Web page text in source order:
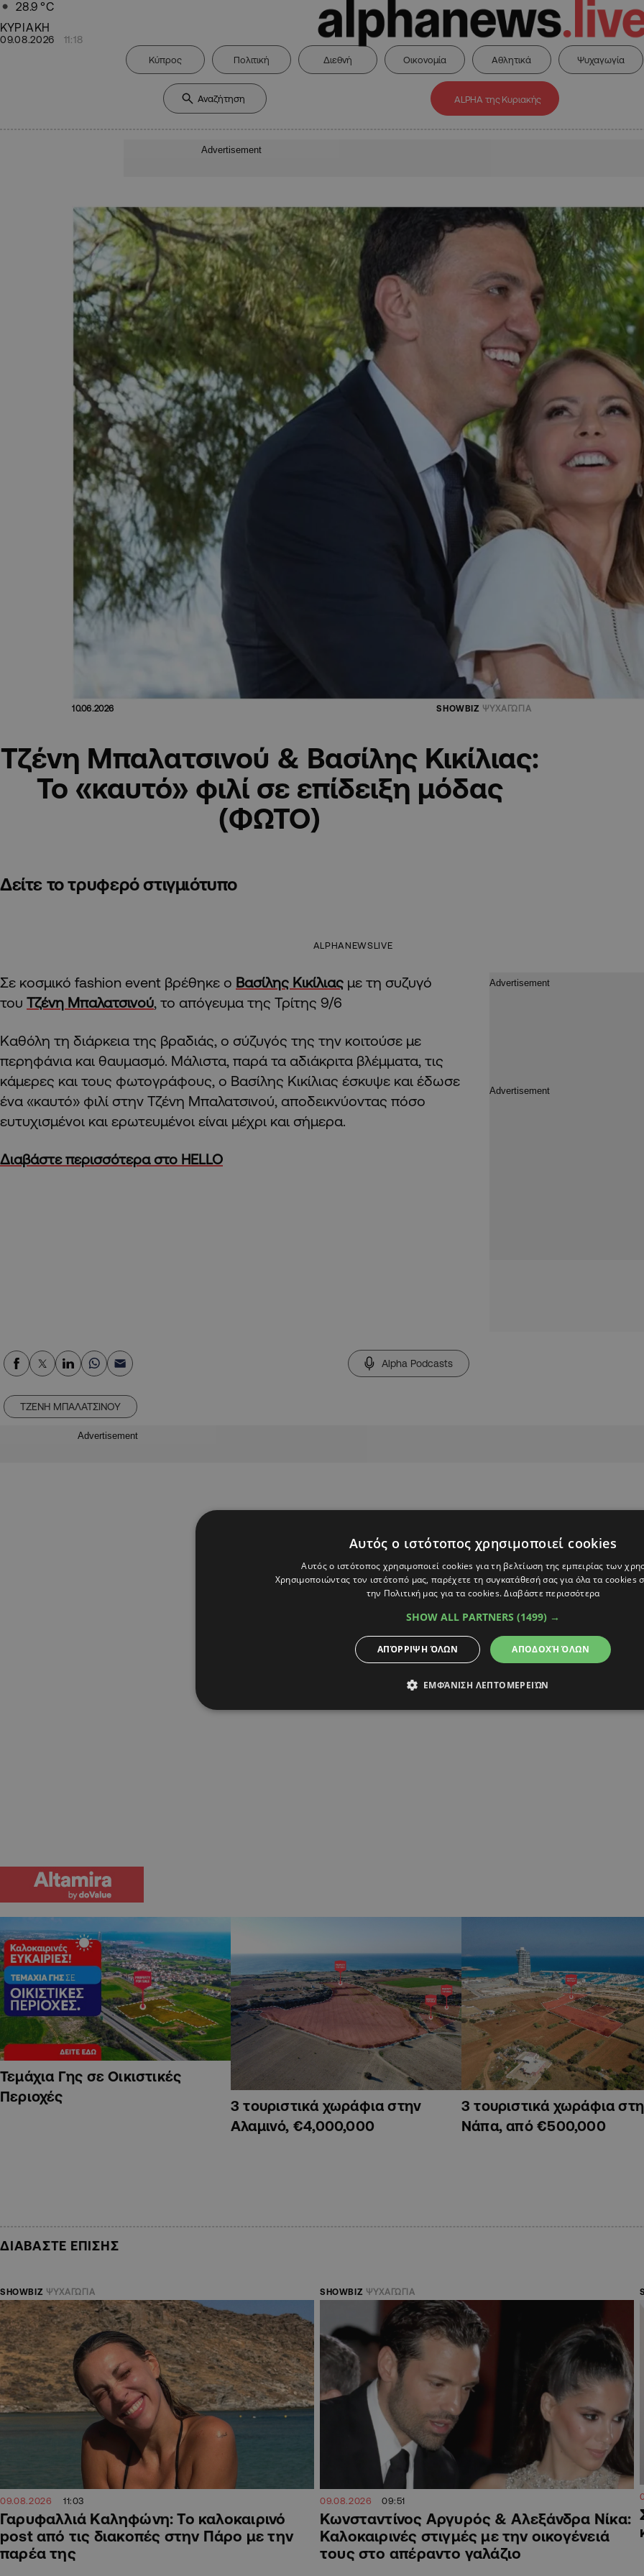
28.9 °C
ΚΥΡΙΑΚΗ
09.08.2026 11:18
Κύπρος Πολιτική Διεθνή Οικονομία Αθλητικά Ψυχαγωγία
ALPHA της Κυριακής
Advertisement
10.06.2026 SHOWBIZ ΨΥΧΑΓΩΓΙΑ
Τζένη Μπαλατσινού & Βασίλης Κικίλιας:
Το «καυτό» φιλί σε επίδειξη μόδας
(ΦΩΤΟ)
Δείτε το τρυφερό στιγμιότυπο
ALPHANEWSLIVE
Σε κοσμικό fashion event βρέθηκε ο Βασίλης Κικίλιας με τη συζυγό
του Τζένη Μπαλατσινού, το απόγευμα της Τρίτης 9/6
Kαθόλη τη διάρκεια της βραδιάς, ο σύζυγός της την κοιτούσε με
περηφάνια και θαυμασμό. Μάλιστα, παρά τα αδιάκριτα βλέμματα, τις
κάμερες και τους φωτογράφους, ο Βασίλης Κικίλιας έσκυψε και έδωσε
ένα «καυτό» φιλί στην Τζένη Μπαλατσινού, αποδεικνύοντας πόσο
ευτυχισμένοι και ερωτευμένοι είναι μέχρι και σήμερα.
Διαβάστε περισσότερα στο HELLO
Alpha Podcasts
TZENH MΠΑΛΑΤΣΙΝΟΥ
Advertisement
Τεμάχια Γης σε Οικιστικές
Περιοχές
3 τουριστικά χωράφια στην
Αλαμινό, €4,000,000
3 τουριστικά χωράφια
Νάπα, από €500,000
ΔΙΑΒΑΣΤΕ ΕΠΙΣΗΣ
SHOWBIZ ΨΥΧΑΓΩΓΙΑ
09.08.2026 11:03
Γαρυφαλλιά Καληφώνη: To καλοκαιρινό
post από τις διακοπές στην Πάρο με την
παρέα της
SHOWBIZ ΨΥΧΑΓΩΓΙΑ
09.08.2026 09:51
Κωνσταντίνος Αργυρός & Αλεξάνδρα Νίκα:
Καλοκαιρινές στιγμές με την οικογένειά
τους στο απέραντο γαλάζιο
Αυτός ο ιστότοπος χρησιμοποιεί cookies
Αυτός ο ιστότοπος χρησιμοποιεί cookies για τη βελτίωση της εμπειρίας των
Χρησιμοποιώντας τον ιστότοπό μας, παρέχετε τη συγκατάθεσή σας για όλα τα cookies
την Πολιτική μας για τα cookies.Διαβάστε περισσότερα
SHOW ALL PARTNERS (1499) →
ΑΠΟΔΟΧΉ ΌΛΩΝ
ΑΠΌΡΡΙΨΗ ΌΛΩΝ
ΕΜΦΆΝΙΣΗ ΛΕΠΤΟΜΕΡΕΙΏΝ